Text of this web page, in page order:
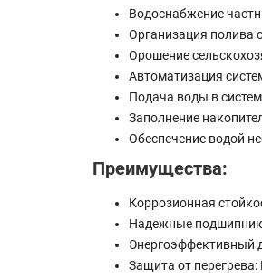
Водоснабжение
Организация полива
Орошение
Автоматизация
Подача воды в
Заполнение
Обеспечение водой
Преимущества:
Коррозионная
Надежные
Энергоэффективный
Защита от